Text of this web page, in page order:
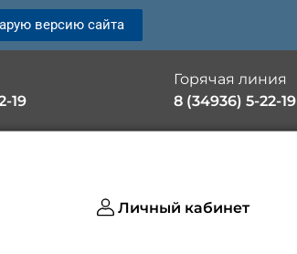
версию сайта
19
Горячая линия
8 (34936) 5-22-19
Личный кабинет